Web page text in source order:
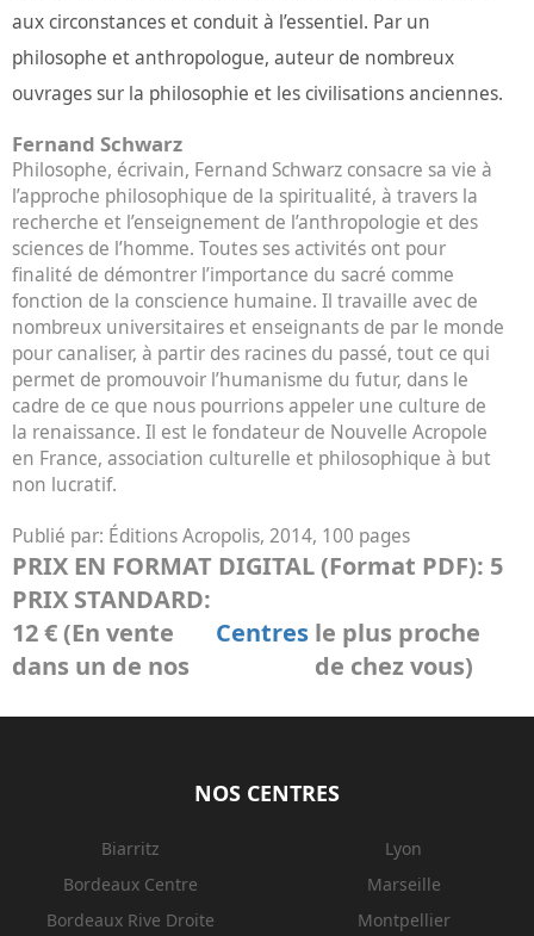
aux circonstances et conduit à l’essentiel. Par un
philosophe et anthropologue, auteur de nombreux
ouvrages sur la philosophie et les civilisations anciennes.
Fernand Schwarz
Philosophe, écrivain, Fernand Schwarz consacre sa vie à
l’approche philosophique de la spiritualité, à travers la
recherche et l’enseignement de l’anthropologie et des
sciences de l’homme. Toutes ses activités ont pour
finalité de démontrer l’importance du sacré comme
fonction de la conscience humaine. Il travaille avec de
nombreux universitaires et enseignants de par le monde
pour canaliser, à partir des racines du passé, tout ce qui
permet de promouvoir l’humanisme du futur, dans le
cadre de ce que nous pourrions appeler une culture de
la renaissance. Il est le fondateur de Nouvelle Acropole
en France, association culturelle et philosophique à but
non lucratif.
Publié par: Éditions Acropolis, 2014, 100 pages
PRIX EN FORMAT DIGITAL (Format PDF): 5
PRIX STANDARD:
12 € (En vente
dans un de nos
Centres le plus proche
de chez vous)
NOS CENTRES
Biarritz
Bordeaux Centre
Bordeaux Rive Droite
Lyon
Marseille
Montpellier